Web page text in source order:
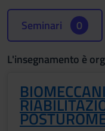
Seminari 0
L'insegnamento è